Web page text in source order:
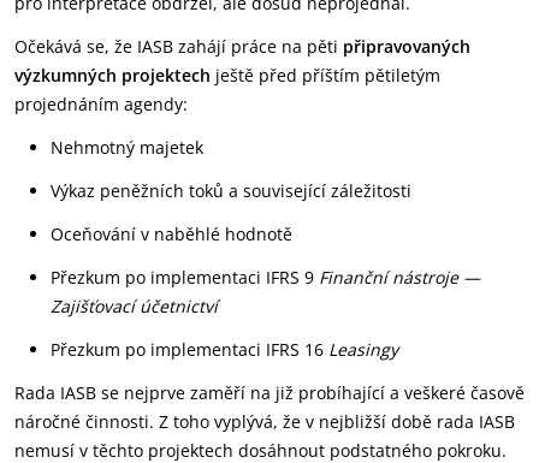
Očekává se, že IASB zahájí práce na pěti připravovaných
výzkumných projektech ještě před příštím pětiletým
projednáním agendy:
Nehmotný majetek
Výkaz peněžních toků a související záležitosti
Oceňování v naběhlé hodnotě
Přezkum po implementaci IFRS 9 Finanční nástroje —
Zajišťovací účetnictví
Přezkum po implementaci IFRS 16 Leasingy
Rada IASB se nejprve zaměří na již probíhající a veškeré časově
náročné činnosti. Z toho vyplývá, že v nejbližší době rada IASB
nemusí v těchto projektech dosáhnout podstatného pokroku.